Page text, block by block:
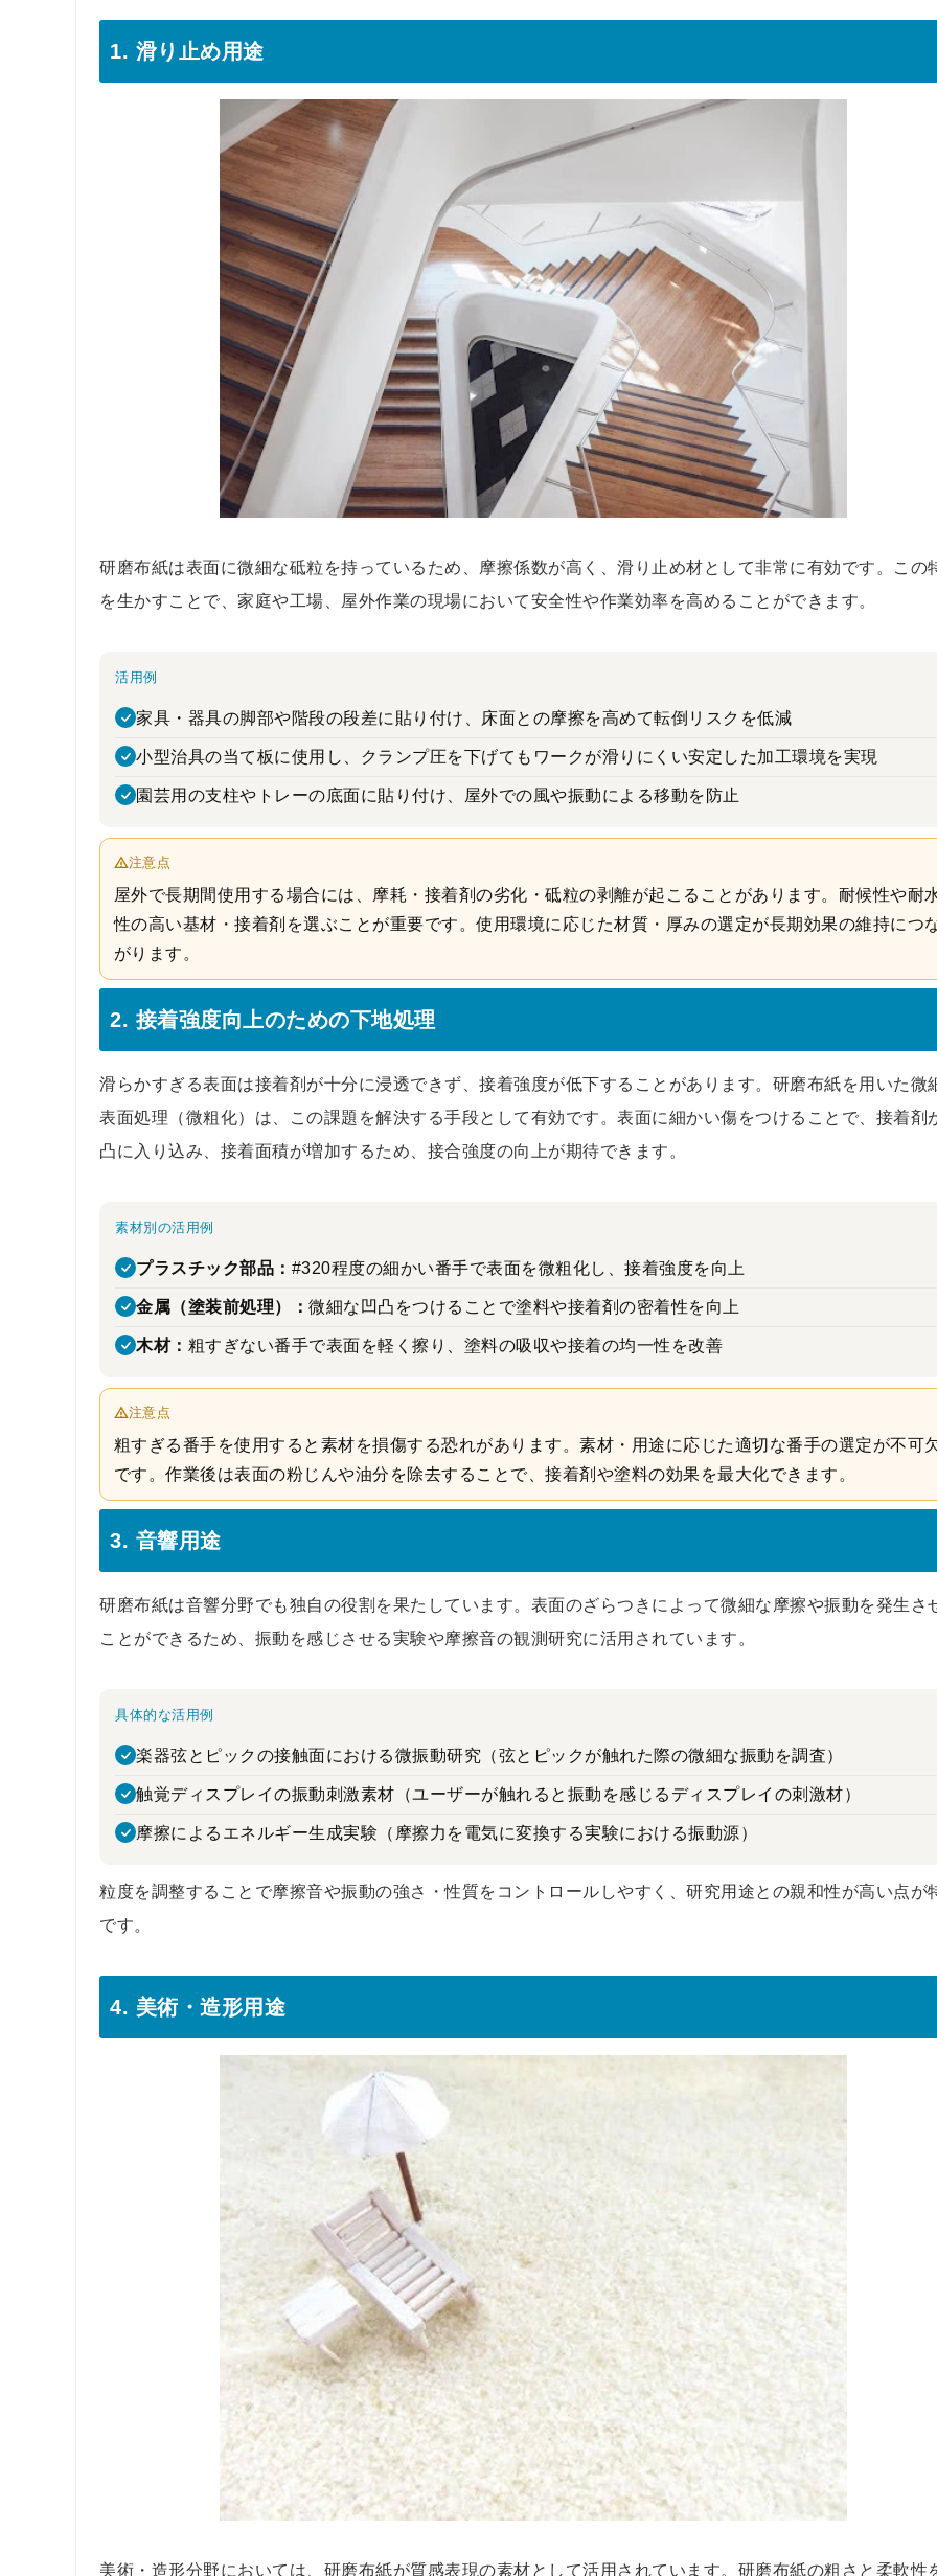
1. 滑り止め用途
研磨布紙は表面に微細な砥粒を持っているため、摩擦係数が高く、滑り止め材として非常に有効です。この
を生かすことで、家庭や工場、屋外作業の現場において安全性や作業効率を高めることができます。
活用例
家具・器具の脚部や階段の段差に貼り付け、床面との摩擦を高めて転倒リスクを低減
小型治具の当て板に使用し、クランプ圧を下げてもワークが滑りにくい安定した加工環境を実現
園芸用の支柱やトレーの底面に貼り付け、屋外での風や振動による移動を防止
注意点
屋外で長期間使用する場合には、摩耗・接着剤の劣化・砥粒の剥離が起こることがあります。耐候性や耐
性の高い基材・接着剤を選ぶことが重要です。使用環境に応じた材質・厚みの選定が長期効果の維持につ
がります。
2. 接着強度向上のための下地処理
滑らかすぎる表面は接着剤が十分に浸透できず、接着強度が低下することがあります。研磨布紙を用いた微
表面処理（微粗化）は、この課題を解決する手段として有効です。表面に細かい傷をつけることで、接着剤
凸に入り込み、接着面積が増加するため、接合強度の向上が期待できます。
素材別の活用例
プラスチック部品： #320程度の細かい番手で表面を微粗化し、接着強度を向上
金属（塗装前処理）： 微細な凹凸をつけることで塗料や接着剤の密着性を向上
木材： 粗すぎない番手で表面を軽く擦り、塗料の吸収や接着の均一性を改善
注意点
粗すぎる番手を使用すると素材を損傷する恐れがあります。素材・用途に応じた適切な番手の選定が不可
です。作業後は表面の粉じんや油分を除去することで、接着剤や塗料の効果を最大化できます。
3. 音響用途
研磨布紙は音響分野でも独自の役割を果たしています。表面のざらつきによって微細な摩擦や振動を発生さ
ことができるため、振動を感じさせる実験や摩擦音の観測研究に活用されています。
具体的な活用例
楽器弦とピックの接触面における微振動研究（弦とピックが触れた際の微細な振動を調査）
触覚ディスプレイの振動刺激素材（ユーザーが触れると振動を感じるディスプレイの刺激材）
摩擦によるエネルギー生成実験（摩擦力を電気に変換する実験における振動源）
粒度を調整することで摩擦音や振動の強さ・性質をコントロールしやすく、研究用途との親和性が高い点が
です。
4. 美術・造形用途
美術・造形分野においては、研磨布紙が質感表現の素材として活用されています。研磨布紙の粗さと柔軟性